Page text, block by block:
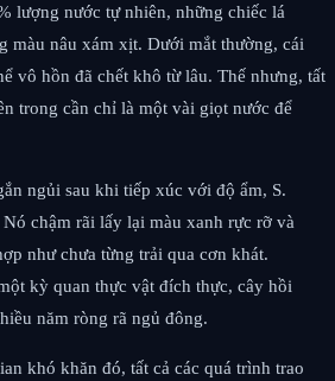
lượng nước tự nhiên, những chiếc lá
màu nâu xám xịt. Dưới mắt thường, cái
vô hồn đã chết khô từ lâu. Thế nhưng, tất
trong cần chỉ là một vài giọt nước để
ngủi sau khi tiếp xúc với độ ẩm, S.
chậm rãi lấy lại màu xanh rực rỡ và
như chưa từng trải qua cơn khát.
kỳ quan thực vật đích thực, cây hồi
năm ròng rã ngủ đông.
khó khăn đó, tất cả các quá trình trao